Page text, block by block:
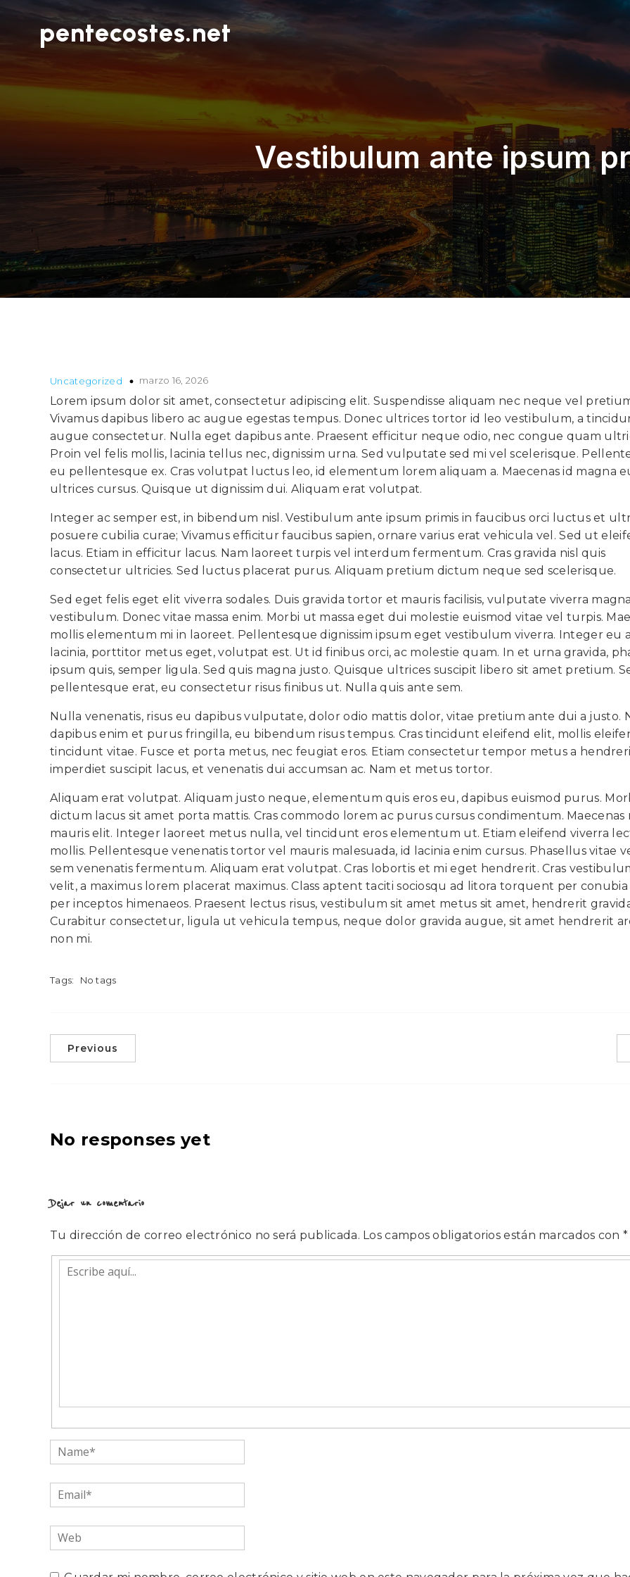
pentecostes.net
Vestibulum ante ipsum
Uncategorized marzo 16, 2026
Lorem ipsum dolor sit amet, consectetur adipiscing elit. Suspendisse aliquam nec neque vel
Vivamus dapibus libero ac augue egestas tempus. Donec ultrices tortor id leo vestibulum, a
augue consectetur. Nulla eget dapibus ante. Praesent efficitur neque odio, nec congue quam
Proin vel felis mollis, lacinia tellus nec, dignissim urna. Sed vulputate sed mi vel scelerisque.
eu pellentesque ex. Cras volutpat luctus leo, id elementum lorem aliquam a. Maecenas id magna
ultrices cursus. Quisque ut dignissim dui. Aliquam erat volutpat.
Integer ac semper est, in bibendum nisl. Vestibulum ante ipsum primis in faucibus orci luctus et
posuere cubilia curae; Vivamus efficitur faucibus sapien, ornare varius erat vehicula vel. Sed ut
lacus. Etiam in efficitur lacus. Nam laoreet turpis vel interdum fermentum. Cras gravida nisl quis
consectetur ultricies. Sed luctus placerat purus. Aliquam pretium dictum neque sed scelerisque.
Sed eget felis eget elit viverra sodales. Duis gravida tortor et mauris facilisis, vulputate viverra
vestibulum. Donec vitae massa enim. Morbi ut massa eget dui molestie euismod vitae vel turpis.
mollis elementum mi in laoreet. Pellentesque dignissim ipsum eget vestibulum viverra. Integer eu
lacinia, porttitor metus eget, volutpat est. Ut id finibus orci, ac molestie quam. In et urna gravida,
ipsum quis, semper ligula. Sed quis magna justo. Quisque ultrices suscipit libero sit amet pretium.
pellentesque erat, eu consectetur risus finibus ut. Nulla quis ante sem.
Nulla venenatis, risus eu dapibus vulputate, dolor odio mattis dolor, vitae pretium ante dui a justo.
dapibus enim et purus fringilla, eu bibendum risus tempus. Cras tincidunt eleifend elit, mollis
tincidunt vitae. Fusce et porta metus, nec feugiat eros. Etiam consectetur tempor metus a
imperdiet suscipit lacus, et venenatis dui accumsan ac. Nam et metus tortor.
Aliquam erat volutpat. Aliquam justo neque, elementum quis eros eu, dapibus euismod purus.
dictum lacus sit amet porta mattis. Cras commodo lorem ac purus cursus condimentum. Maecenas
mauris elit. Integer laoreet metus nulla, vel tincidunt eros elementum ut. Etiam eleifend viverra
mollis. Pellentesque venenatis tortor vel mauris malesuada, id lacinia enim cursus. Phasellus vitae
sem venenatis fermentum. Aliquam erat volutpat. Cras lobortis et mi eget hendrerit. Cras
velit, a maximus lorem placerat maximus. Class aptent taciti sociosqu ad litora torquent per conubia
per inceptos himenaeos. Praesent lectus risus, vestibulum sit amet metus sit amet, hendrerit
Curabitur consectetur, ligula ut vehicula tempus, neque dolor gravida augue, sit amet hendrerit
non mi.
Tags: No tags
Previous
No responses yet
Dejar un comentario
Tu dirección de correo electrónico no será publicada. Los campos obligatorios están marcados con*
Escribe
Name*
Email*
Web